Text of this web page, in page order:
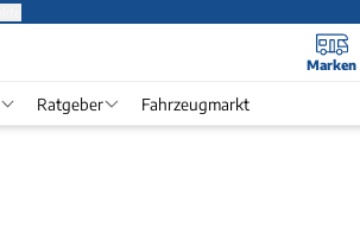
Marken
Ratgeber Fahrzeugmarkt